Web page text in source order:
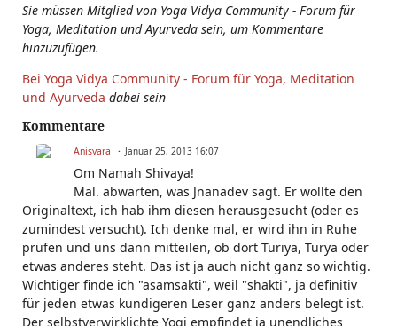
Sie müssen Mitglied von Yoga Vidya Community - Forum für
Yoga, Meditation und Ayurveda sein, um Kommentare
hinzuzufügen.
Bei Yoga Vidya Community - Forum für Yoga, Meditation
und Ayurveda dabei sein
Kommentare
Anisvara Januar 25, 2013 16:07
Om Namah Shivaya!
Mal. abwarten, was Jnanadev sagt. Er wollte den
Originaltext, ich hab ihm diesen herausgesucht (oder es
zumindest versucht). Ich denke mal, er wird ihn in Ruhe
prüfen und uns dann mitteilen, ob dort Turiya, Turya oder
etwas anderes steht. Das ist ja auch nicht ganz so wichtig.
Wichtiger finde ich "asamsakti", weil "shakti", ja definitiv
für jeden etwas kundigeren Leser ganz anders belegt ist.
Der selbstverwirklichte Yogi empfindet ja unendliches